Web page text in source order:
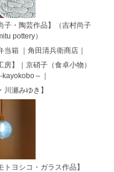
子・陶芸作品】（吉村尚子
pottery）
当箱 ｜角田清兵衛商店｜
房】｜京硝子（食卓小物）
kayokobo～｜
川瀬みゆき】
トヨシコ・ガラス作品】